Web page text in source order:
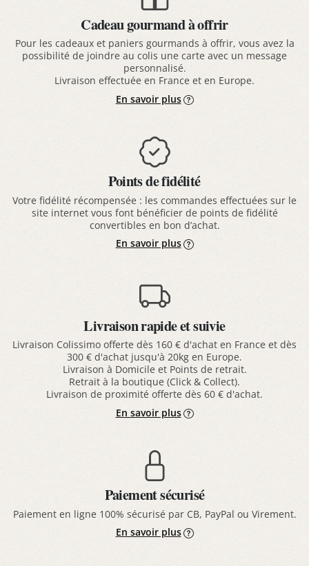
Cadeau gourmand à offrir
Pour les cadeaux et paniers gourmands à offrir, vous avez la
possibilité de joindre au colis une carte avec un message
personnalisé.
Livraison effectuée en France et en Europe.
En savoir plus
Points de fidélité
Votre fidélité récompensée : les commandes effectuées sur le
site internet vous font bénéficier de points de fidélité
convertibles en bon d’achat.
En savoir plus
Livraison rapide et suivie
Livraison Colissimo offerte dès 160 € d'achat en France et dès
300 € d'achat jusqu'à 20kg en Europe.
Livraison à Domicile et Points de retrait.
Retrait à la boutique (Click & Collect).
Livraison de proximité offerte dès 60 € d'achat.
En savoir plus
Paiement sécurisé
Paiement en ligne 100% sécurisé par CB, PayPal ou Virement.
En savoir plus